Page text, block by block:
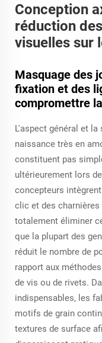
Conception
réduction
visuelles sur
Masquage des
fixation et des
compromettre
L'aspect général et
naissance très en
constituent pas
ultérieurement lors
concepteurs
clic et des
totalement éliminer
que la plupart des
réduit le nombre de
rapport aux
de vis ou de rivets.
indispensables, les
motifs de grain
textures de surface